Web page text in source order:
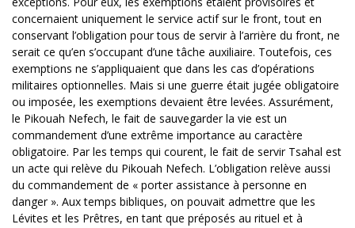
concernaient uniquement le service actif sur le front, tout en
conservant l’obligation pour tous de servir à l’arrière du front, ne
serait ce qu’en s’occupant d’une tâche auxiliaire. Toutefois, ces
exemptions ne s’appliquaient que dans les cas d’opérations
militaires optionnelles. Mais si une guerre était jugée obligatoire
ou imposée, les exemptions devaient être levées. Assurément,
le Pikouah Nefech, le fait de sauvegarder la vie est un
commandement d’une extrême importance au caractère
obligatoire. Par les temps qui courent, le fait de servir Tsahal est
un acte qui relève du Pikouah Nefech. L’obligation relève aussi
du commandement de « porter assistance à personne en
danger ». Aux temps bibliques, on pouvait admettre que les
Lévites et les Prêtres, en tant que préposés au rituel et à